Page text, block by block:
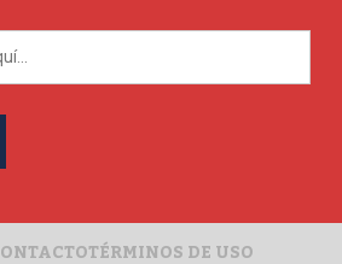
TÉRMINOS DE USO